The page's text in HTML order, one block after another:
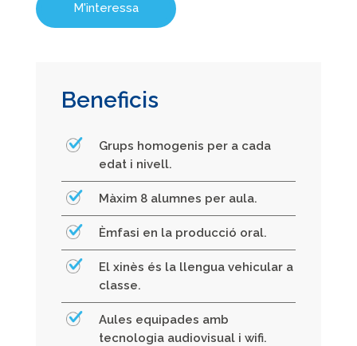
M'interessa
Beneficis
Grups homogenis per a cada
edat i nivell.
Màxim 8 alumnes per aula.
Èmfasi en la producció oral.
El xinès és la llengua vehicular a
classe.
Aules equipades amb
tecnologia audiovisual i wifi.